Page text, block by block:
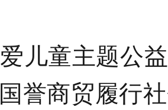
儿童主题公
商贸履行社